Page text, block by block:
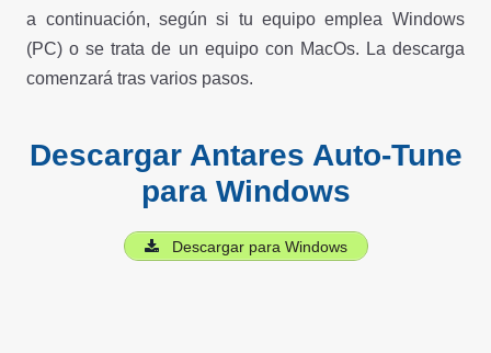
a continuación, según si tu equipo emplea Windows
(PC) o se trata de un equipo con MacOs. La descarga
comenzará tras varios pasos.
Descargar Antares Auto-Tune
para Windows
Descargar para Windows